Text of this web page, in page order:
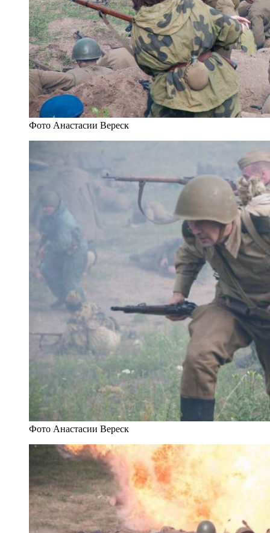
Фото Анастасии Вереск
Фото Анастасии Вереск